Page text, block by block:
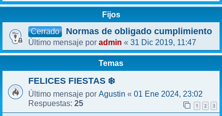
Fijos
Cerrado Normas de obligado cumplimiento
Último mensaje por admin « 31 Dic 2019, 11:47
Temas
FELICES FIESTAS ❄️
Último mensaje por Agustin « 01 Ene 2024, 23:02
Respuestas: 25 1 2 3